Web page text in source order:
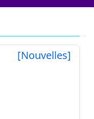
[Nouvelles]